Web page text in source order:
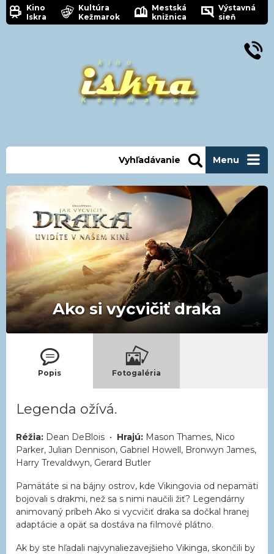
Kino
Iskra
Kultúra
Kežmarok
Mestská
knižnica
Výstavná
sieň
Menu
Vyhľadávanie
Ako si vycvičiť draka
Popis Fotogaléria
Legenda ožívá.
Réžia: Dean DeBlois • Hrajú: Mason Thames, Nico
Parker, Julian Dennison, Gabriel Howell, Bronwyn James,
Harry Trevaldwyn, Gerard Butler
Pamätáte si na bájny ostrov, kde Vikingovia od nepamäti
bojovali s drakmi, než sa s nimi naučili žiť? Legendárny
animovaný príbeh Ako si vycvičiť draka sa dočkal hranej
adaptácie a opäť sa dostáva na filmové plátno.
Ak by ste hľadali najvynaliezavejšieho Vikinga, skončili by